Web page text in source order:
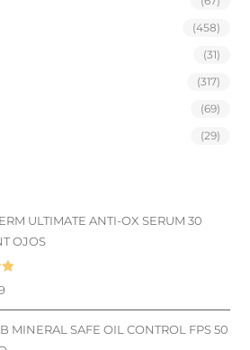
(458)
(31)
(317)
(69)
(29)
ULTIMATE ANTI-OX SERUM 30
OJOS
MINERAL SAFE OIL CONTROL FPS 50